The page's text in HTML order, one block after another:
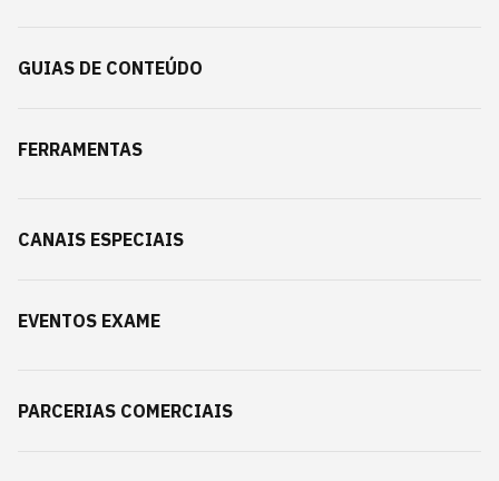
GUIAS DE CONTEÚDO
FERRAMENTAS
CANAIS ESPECIAIS
EVENTOS EXAME
PARCERIAS COMERCIAIS